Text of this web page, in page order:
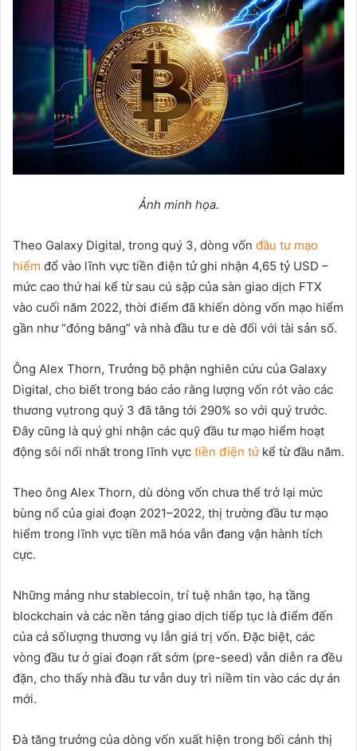
Ảnh minh họa.
Theo Galaxy Digital, trong quý 3, dòng vốn đầu tư mạo
hiểm đổ vào lĩnh vực tiền điện tử ghi nhận 4,65 tỷ USD –
mức cao thứ hai kể từ sau cú sập của sàn giao dịch FTX
vào cuối năm 2022, thời điểm đã khiến dòng vốn mạo hiểm
gần như “đóng băng” và nhà đầu tư e dè đối với tài sản số.
Ông Alex Thorn, Trưởng bộ phận nghiên cứu của Galaxy
Digital, cho biết trong báo cáo rằng lượng vốn rót vào các
thương vụtrong quý 3 đã tăng tới 290% so với quý trước.
Đây cũng là quý ghi nhận các quỹ đầu tư mạo hiểm hoạt
động sôi nổi nhất trong lĩnh vực tiền điện tửkể từ đầu năm.
Theo ông Alex Thorn, dù dòng vốn chưa thể trở lại mức
bùng nổ của giai đoạn 2021–2022, thị trường đầu tư mạo
hiểm trong lĩnh vực tiền mã hóa vẫn đang vận hành tích
cực.
Những mảng như stablecoin, trí tuệ nhân tạo, hạ tầng
blockchain và các nền tảng giao dịch tiếp tục là điểm đến
của cả sốlượng thương vụ lẫn giá trị vốn. Đặc biệt, các
vòng đầu tư ở giai đoạn rất sớm (pre-seed) vẫn diễn ra đều
đặn, cho thấy nhà đầu tư vẫn duy trì niềm tin vào các dự án
mới.
Đà tăng trưởng của dòng vốn xuất hiện trong bối cảnh thị